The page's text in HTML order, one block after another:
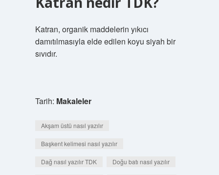
Katran, organik maddelerin yıkıcı
damıtılmasıyla elde edilen koyu siyah bir
sıvıdır.
Tarih: Makaleler
Akşam üstü nasıl yazılır
Başkent kelimesi nasıl yazılır
Dağ nasıl yazılır TDK Doğu batı nasıl yazılır